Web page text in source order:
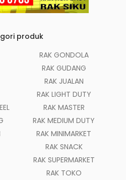
produk
RAK GONDOLA
RAK GUDANG
RAK JUALAN
RAK LIGHT DUTY
RAK MASTER
RAK MEDIUM DUTY
RAK MINIMARKET
RAK SNACK
RAK SUPERMARKET
RAK TOKO